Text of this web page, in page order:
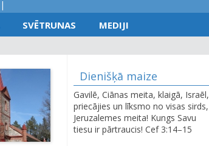
MŪŽĪBAS SVĒTDIENAS
DIEVKALPOJUMS
LATVIJAS SIMTGADEI
VELTĪTS
DIEVKALPOJUMS
SPĀRES BAZNĪCĀ
SVĒTRUNAS MEDIJI
Dienišķā maize
Gavilē, Ciānas meita, klaigā, Israēl,
priecājies un līksmo no visas sirds,
Jeruzalemes meita! Kungs Savu
tiesu ir pārtraucis! Cef 3:14–15